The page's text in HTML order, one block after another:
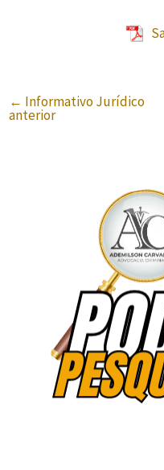
← Informativo Jurídico
anterior